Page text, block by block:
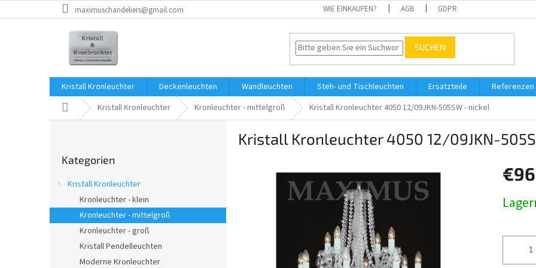
Inhalt
maximuschandeliers@gmail.com WIE EINKAUFEN? AGB GDPR
SUCHEN
Kristall Kronleuchter Deckenleuchten Wandleuchten Steh- und Tischleuchten Ersatzteile Referenzen
StartseiteKristall Kronleuchter Kronleuchter - mittelgroß Kristall Kronleuchter 4050 12/09JKN-505SW - nickel
l
überspringen
Kategorien
Kristall Kronleuchter
Kronleuchter - klein
Kronleuchter - mittelgroß
Kronleuchter - groß
Kristall Pendelleuchten
Moderne Kronleuchter
Kristall Kronleuchter 4050 12/09JKN-